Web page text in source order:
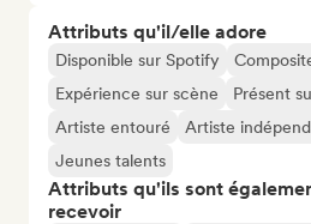
Attributs qu'il/elle adore
Disponible sur Spotify
Expérience sur scène
Présent
Artiste entouré
Artiste
Jeunes talents
Attributs qu'ils sont
recevoir